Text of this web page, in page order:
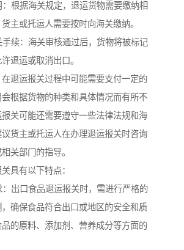
根据海关规定，退运货物需要缴纳相
主或托运人需要按时向海关缴纳。
续：海关审核通过后，货物将被标记
退运或取消出口。
退运报关过程中可能需要支付一定的
根据货物的种类和具体情况而有所不
报关可能还需要遵守一些法律法规和海
货主或托运人在办理退运报关时咨询
关部门的指导。
具有以下特点：
：出口食品退运报关时，需进行严格的
确保食品符合出口或地区的安全和质
的原料、添加剂、营养成分等方面的